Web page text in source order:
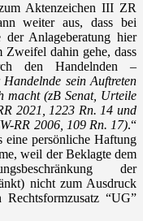
Aktenzeichen III ZR
weiter aus, dass bei
der Anlageberatung hier
dahin gehe, dass
den Handelnden –
Handelnde sein Auftreten
macht (zB Senat, Urteile
2021, 1223 Rn. 14 und
RR 2006, 109 Rn. 17).“
eine persönliche Haftung
weil der Beklagte dem
der
nicht zum Ausdruck
“UG”